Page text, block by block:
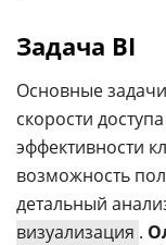
Задача BI
Основные
скорости
эффективности
возможность
детальный
визуализация .